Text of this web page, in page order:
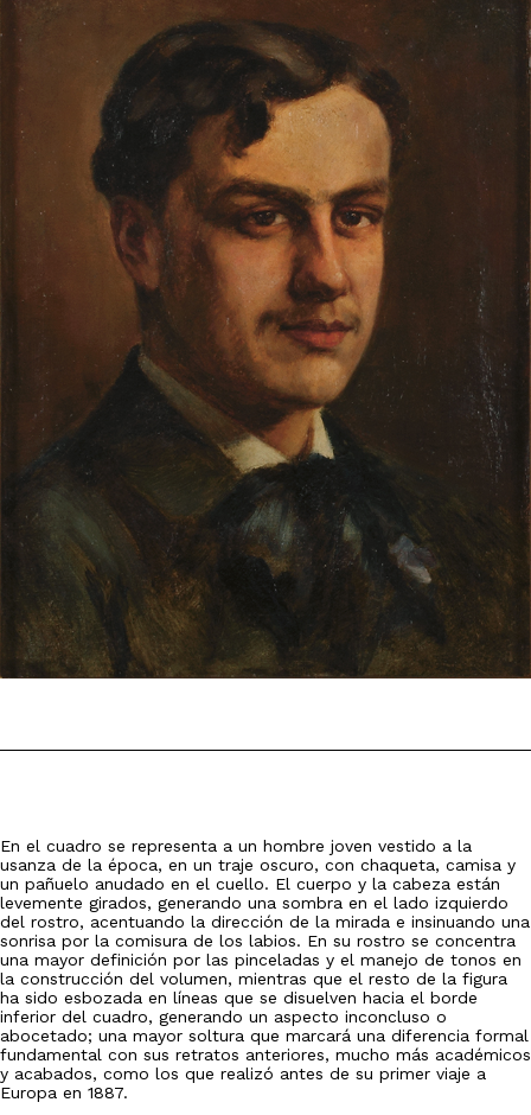
En el cuadro se representa a un hombre joven vestido a la
usanza de la época, en un traje oscuro, con chaqueta, camisa y
un pañuelo anudado en el cuello. El cuerpo y la cabeza están
levemente girados, generando una sombra en el lado izquierdo
del rostro, acentuando la dirección de la mirada e insinuando una
sonrisa por la comisura de los labios. En su rostro se concentra
una mayor definición por las pinceladas y el manejo de tonos en
la construcción del volumen, mientras que el resto de la figura
ha sido esbozada en líneas que se disuelven hacia el borde
inferior del cuadro, generando un aspecto inconcluso o
abocetado; una mayor soltura que marcará una diferencia formal
fundamental con sus retratos anteriores, mucho más académicos
y acabados, como los que realizó antes de su primer viaje a
Europa en 1887.